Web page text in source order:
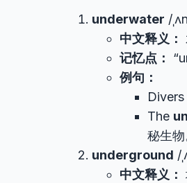
underwater /
中文释义：
记忆点：
例句：
The
秘生物
underground /
中文释义：